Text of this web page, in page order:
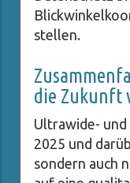
stellen.
die Zukunft
Ultrawide-
2025 und
sondern auch